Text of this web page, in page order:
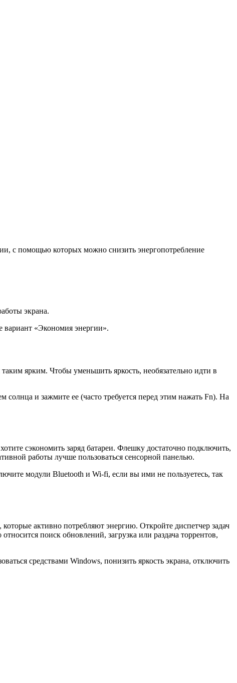
с помощью которых можно снизить энергопотребление
экрана.
вариант «Экономия энергии».
ярким. Чтобы уменьшить яркость, необязательно идти в
и зажмите ее (часто требуется перед этим нажать Fn). На
сэкономить заряд батареи. Флешку достаточно подключить,
работы лучше пользоваться сенсорной панелью.
модули Bluetooth и Wi-fi, если вы ими не пользуетесь, так
активно потребляют энергию. Откройте диспетчер задач
поиск обновлений, загрузка или раздача торрентов,
средствами Windows, понизить яркость экрана, отключить